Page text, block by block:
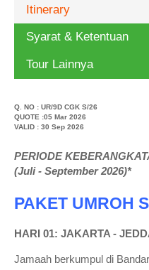
Itinerary
Syarat & Ketentuan
Tour Lainnya
Q. NO : UR/9D CGK S/26
QUOTE :05 Mar 2026
VALID : 30 Sep 2026
PERIODE
(Juli - September 2026)*
PAKET UMROH
HARI 01: JAKARTA -
Jamaah berkumpul di